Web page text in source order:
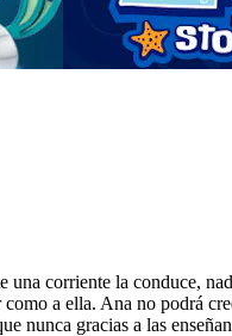
corriente la conduce,
a ella. Ana no podrá
nunca gracias a las